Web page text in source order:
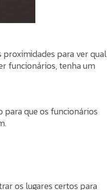
para ver qual
funcionários, tenha um
que os funcionários
os lugares certos para